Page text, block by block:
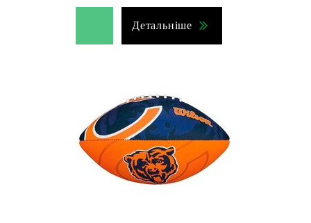
Детальніше